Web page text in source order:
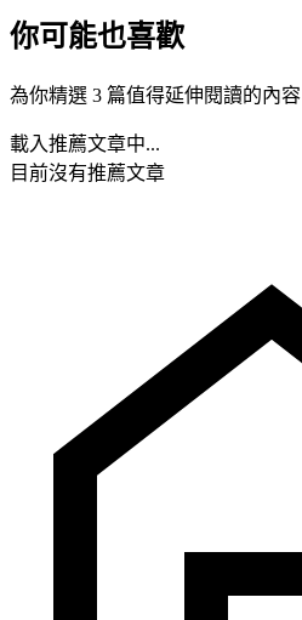
你可能也喜歡
為你精選 3 篇值得延伸閱讀的內容
載入推薦文章中...
目前沒有推薦文章